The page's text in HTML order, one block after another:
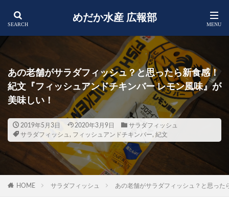
めだか水産 広報部
あの老舗がサラダフィッシュ？と思ったら新食感！
紀文『フィッシュアンドチキンバー レモン風味』が
美味しい！
2019年5月3日 2020年3月9日
サラダフィッシュ
サラダフィッシュ , フィッシュアンドチキンバー, 紀文
HOME サラダフィッシュ あの老舗がサラダフィッシュ？と思っ